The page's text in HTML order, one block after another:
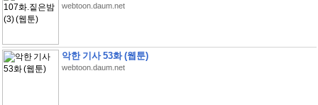
webtoon.daum.net
악한 기사 53화 (웹툰)
webtoon.daum.net